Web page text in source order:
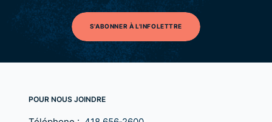
S'ABONNER À L'INFOLETTRE
POUR NOUS JOINDRE